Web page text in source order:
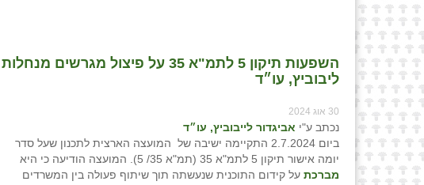
השפעות תיקון 5 לתמ"א 35 על פיצול
ליבוביץ, עו״ד
30 אוג 2024
נכתב ע"י אביגדור לייבוביץ, עו״ד
ביום 2.7.2024 התקיימה ישיבה של המועצה הארצית לתכנון שעל סדר
יומה אישור תיקון 5 לתמ"א 35 (תמ"א 35/ 5). המועצה הודיעה כי היא
מברכת על קידום התוכנית שנעשתה תוך שיתוף פעולה בין המשרדים